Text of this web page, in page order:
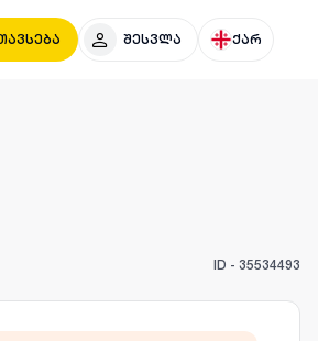
შესვლა ქარ
ID - 35534493